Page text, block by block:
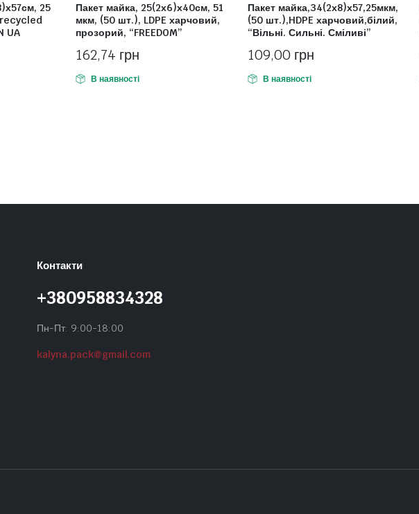
25
recycled
UA
Пакет майка, 25(2х6)х40см, 51
мкм, (50 шт.), LDPE харчовий,
прозорий, “FREEDOM”
162,74 грн
В наявності
Пакет майка,34(2х8)х57,25мкм,
(50 шт.),HDPE харчовий,білий,
“Вільні. Сильні. Сміливі”
109,00 грн
В наявності
Контакти
+380958834328
Пн-Пт: 9:00-18:00
kalyna.pack@gmail.com